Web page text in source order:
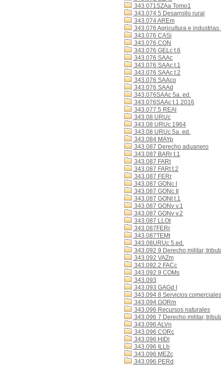
343.071SZAa Tomo1
343.074 5 Desarrollo rural
343.074 AREm
343.076 Agricultura e industrias
343.076 CASi
343.076 CON
343.076 GELc t.6
343.076 SAAc
343.076 SAAc t.1
343.076 SAAc t.2
343.076 SAAco
343.076 SAAd
343.076SAAc 5a. ed.
343.076SAAc t.1 2016
343.077.5 REAl
343.08 URUc
343.08 URUc 1964
343.08 URUc 5a. ed.
343.084 MAYp
343.087 Derecho aduanero
343.087 BARr t.1
343.087 FARt
343.087 FARt t.2
343.087 FERr
343.087 GONc I
343.087 GONc II
343.087 GONt t.1
343.087 GONv v.1
343.087 GONv v.2
343.087 LLOt
343.087FERr
343.087TEMt
343.08URUc 5.ed.
343.092 9 Derecho militar,
343.092 VAZm
343.092.2 FACc
343.092.9 COMs
343.093
343.093 GAGd I
343.094 8 Servicios comerciales
343.094 GORm
343.096 Recursos naturales
343.096 7 Derecho militar,
343.096 ALVn
343.096 CORc
343.096 HIDl
343.096 ILLb
343.096 MEZc
343.096 PERd